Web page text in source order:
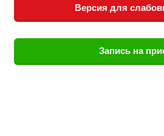
Версия для
Запись на